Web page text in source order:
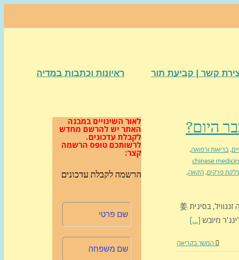
קשר | קביעת תור
ראיונות וכתבות במדיה
, בריאות ורפואה,
chinese
דלקת פרקים, הקאה,
אז היום קצת רפואה סינית על ג'ינג'ר: ג'ינג'ר, בעברית צחה זנגוויל, בסינית 姜
[...]
המשך בקריאה
לאור השינויים במבנה
האתר יש להרשם מחדש
לקבלת עדכונים.
לרשותכם טופס הרשמה
קצר:
הרשמה לקבלת עדכונים